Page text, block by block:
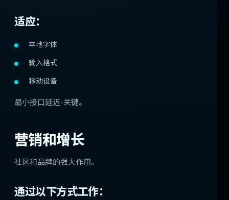
适应：
本地字体
输入格式
移动设备
最小接口延迟-关键。
营销和增长
社区和品牌的强大作用。
通过以下方式工作：